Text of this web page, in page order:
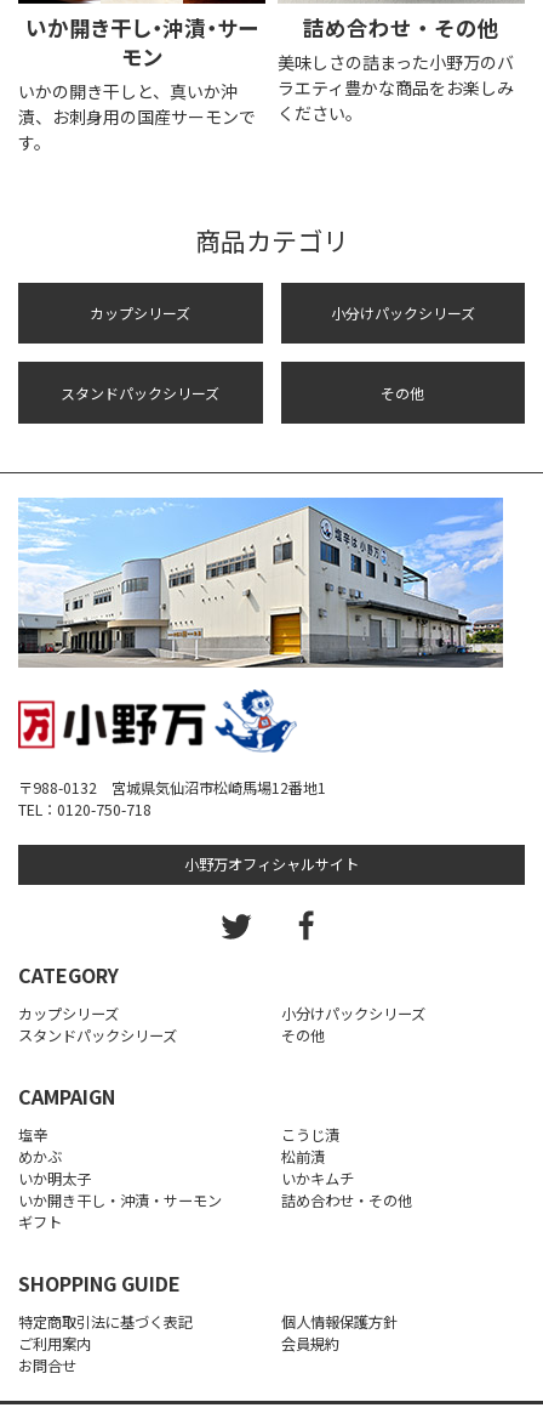
いか開き干し・沖漬・サー
モン
いかの開き干しと、真いか沖
漬、お刺身用の国産サーモンで
す。
詰め合わせ・その他
美味しさの詰まった小野万のバ
ラエティ豊かな商品をお楽しみ
ください。
商品カテゴリ
カップシリーズ 小分けパックシリーズ
スタンドパックシリーズ その他
〒988-0132 宮城県気仙沼市松崎馬場12番地1
TEL：0120-750-718
小野万オフィシャルサイト
CATEGORY
カップシリーズ
小分けパックシリーズ
スタンドパックシリーズ
その他
CAMPAIGN
塩辛
こうじ漬
めかぶ
松前漬
いか明太子
いかキムチ
いか開き干し・沖漬・サーモン
詰め合わせ・その他
ギフト
SHOPPING GUIDE
特定商取引法に基づく表記
個人情報保護方針
ご利用案内
会員規約
お問合せ